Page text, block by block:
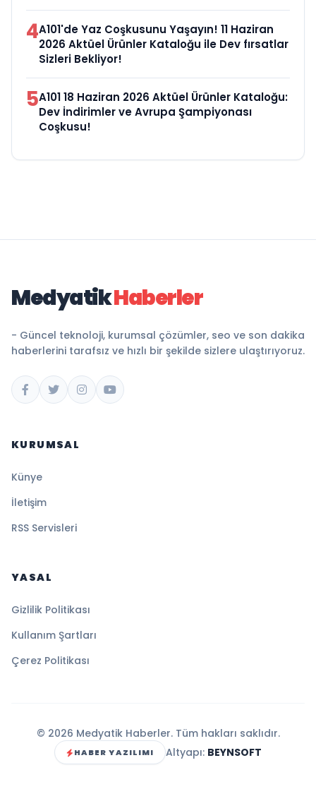
4A101'de Yaz Coşkusunu Yaşayın! 11 Haziran
2026 Aktüel Ürünler Kataloğu ile Dev fırsatlar
Sizleri Bekliyor!
5A101 18 Haziran 2026 Aktüel Ürünler Kataloğu:
Dev İndirimler ve Avrupa Şampiyonası
Coşkusu!
MedyatikHaberler
- Güncel teknoloji, kurumsal çözümler, seo ve son dakika
haberlerini tarafsız ve hızlı bir şekilde sizlere ulaştırıyoruz.
KURUMSAL
Künye
İletişim
RSS Servisleri
YASAL
Gizlilik Politikası
Kullanım Şartları
Çerez Politikası
© 2026 Medyatik Haberler. Tüm hakları saklıdır.
HABER YAZILIMI Altyapı: BEYNSOFT